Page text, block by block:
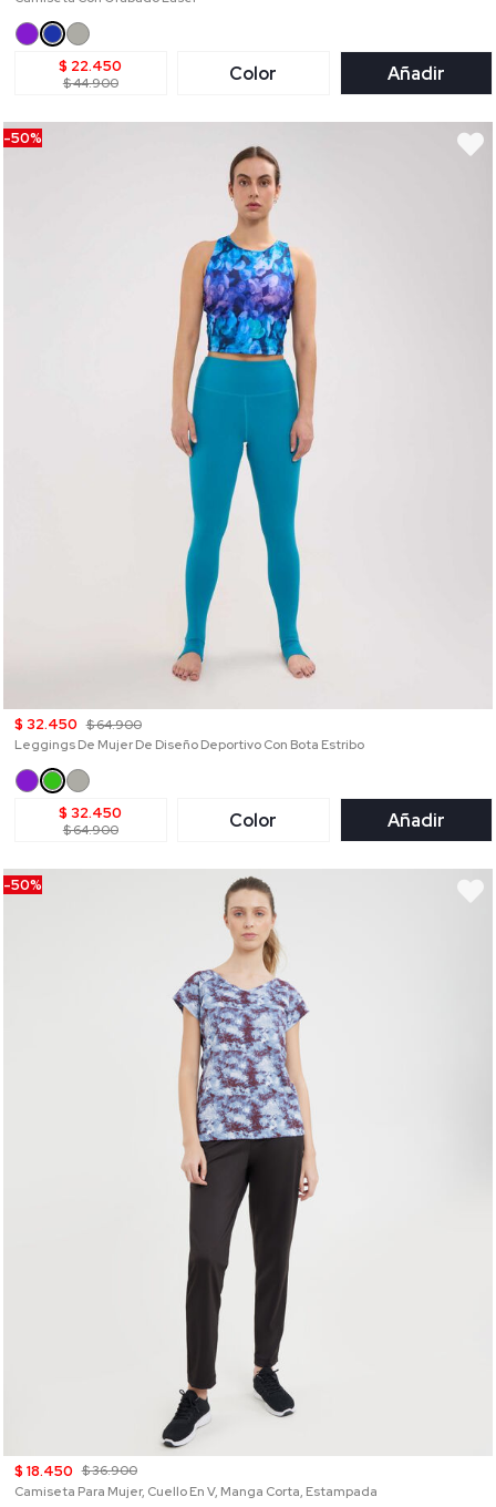
$ 22.450
$ 44.900 Color Añadir
-50%
$ 32.450 $ 64.900
Leggings De Mujer De Diseño Deportivo Con Bota Estribo
$ 32.450
$ 64.900 Color Añadir
-50%
$ 18.450 $ 36.900
Camiseta Para Mujer, Cuello En V, Manga Corta, Estampada